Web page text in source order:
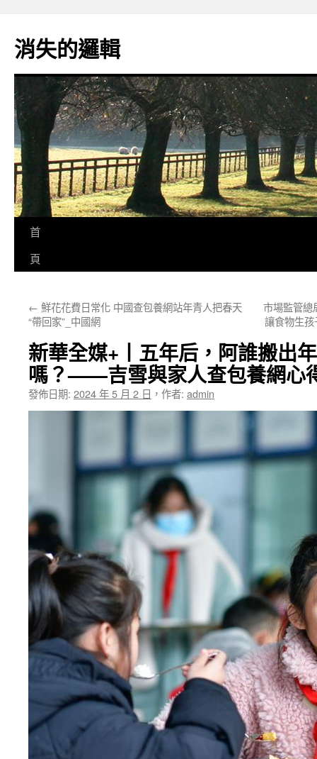
主
要
消失的邏輯
首
頁
← 鮮花花費日常化 中國查包養網站年青人把春天
“帶回家”_中國網
市場監管總
讓食物生
新華全媒+丨五年后，阿誰搬出
嗎？——吉雪與家人查包養網心
發佈日期: 2024 年 5 月 2 日 ， 作者: admin